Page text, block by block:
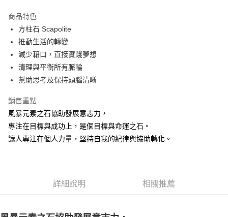
Apple Pay
街口支付
悠遊付
ATM付款
全家取貨付款
每筆NT$80，滿NT$3,000(含以上)免運費
賣家宅配幫您送（台灣）
商品特色
方柱石 Scapolite
推動生活的轉變
減少藉口，直接實踐夢想
清理與平衡所有脈輪
幫助思考及保持頭腦清晰
銷售重點
風暴元素之石協助發展意志力，
專注在目標與成功上，是個目標與命運之石。
讓人專注在個人力量，堅持自我的紀律與協助轉化。
詳細說明 相關推薦